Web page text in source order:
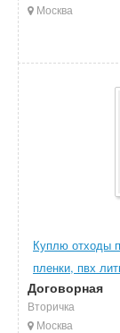
Москва
Куплю отходы
пленки, пвх
Договорная
Вторичка
Москва